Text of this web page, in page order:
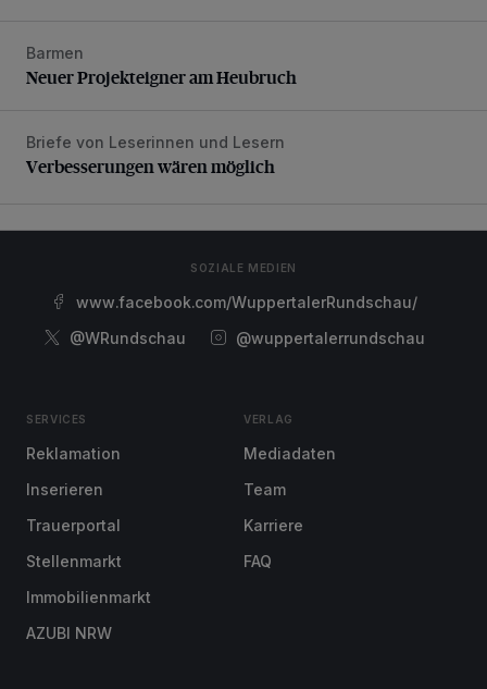
Neuer Projekteigner am Heubruch
Barmen
Neuer Projekteigner am Heubruch
Verbesserungen wären möglich
Briefe von Leserinnen und Lesern
Verbesserungen wären möglich
SOZIALE MEDIEN
www.facebook.com/WuppertalerRundschau/
@WRundschau
@wuppertalerrundschau
SERVICES
Reklamation
Inserieren
Trauerportal
Stellenmarkt
Immobilienmarkt
AZUBI NRW
VERLAG
Mediadaten
Team
Karriere
FAQ